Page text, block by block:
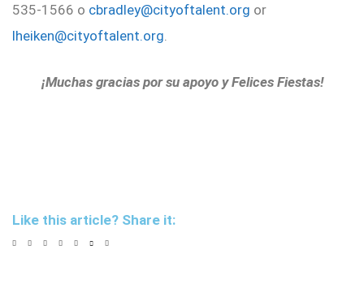
535-1566 o cbradley@cityoftalent.org or
lheiken@cityoftalent.org
¡Muchas gracias por su apoyo y Felices Fiestas!
Like this article? Share it: